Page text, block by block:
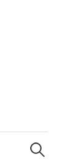
検
索: